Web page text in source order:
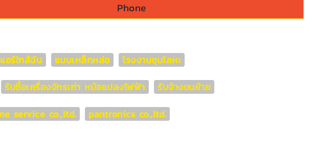
Phone
อร์ใกล้ฉัน แบบเหล็กหล่อ
โรงงานชุบโลหะ
รับซื้อเครื่องจักรเก่า หม้อแปลงไฟฟ้า
รับจ้างขนย้าย
service co.,ltd. pantronics co.,ltd.